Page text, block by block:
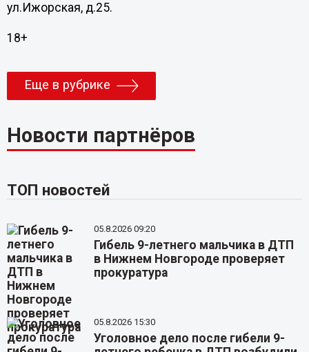
ул.Ижорская, д.25.
18+
Еще в рубрике
Новости партнёров
ТОП новостей
05.8.2026 09:20
Гибель 9-летнего мальчика в ДТП
в Нижнем Новгороде проверяет
прокуратура
05.8.2026 15:30
Уголовное дело после гибели 9-